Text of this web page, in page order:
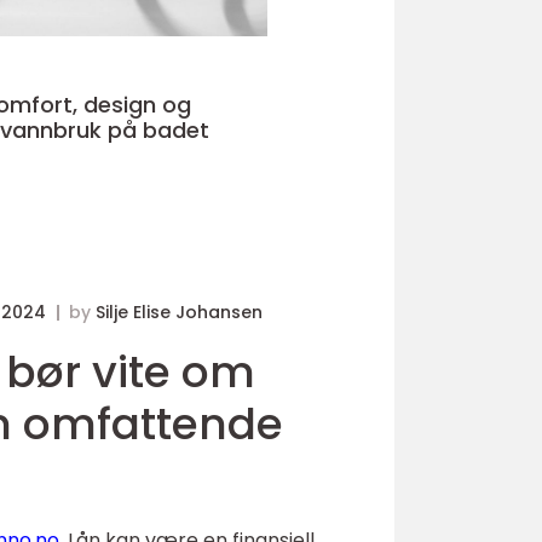
på badet
by Silje Elise Johansen
vite om
omfattende